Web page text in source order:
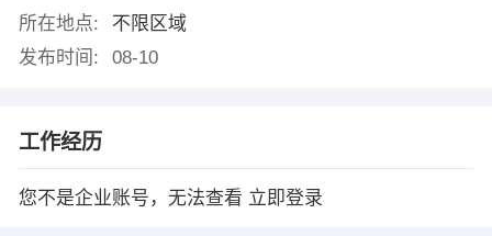
所在地点:
不限区域
发布时间:
08-10
工作经历
您不是企业账号，无法查看 立即登录